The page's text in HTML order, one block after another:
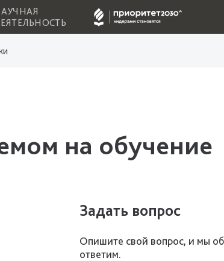
на обучение
Задать вопрос
Опишите свой вопрос, и мы
ответим.